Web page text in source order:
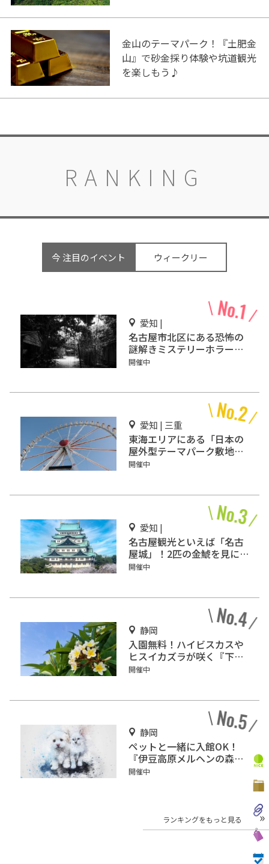
金山のテーマパーク！『土肥金
山』で砂金採り体験や坑道観光
を楽しもう♪
RANKING
今 注目のイベント ウィークリー
愛知 |
名古屋市北区にある恐怖の
謎解きミステリーホラー
「エモい家」あなたは行き
開催中
愛知 | 三重
東海エリアにある「日本の
屋外型テーマパーク敷地面
積ランキング」入りしてい
開催中
愛知 |
名古屋観光といえば「名古
屋城」！2匹の金鯱を見に
行こう
開催中
静岡
入園無料！ハイビスカスや
ヒスイカズラが咲く『下賀
茂熱帯植物園』で南国気分
開催中
静岡
ペットと一緒に入館OK！
『伊豆高原メルヘンの森美
術館』をご紹介
開催中
ランキングをもっと見る